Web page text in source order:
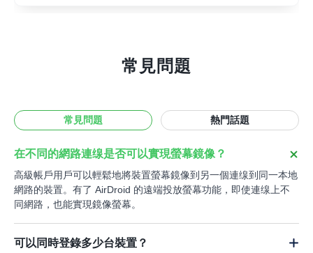
常見問題
常見問題 熱門話題
在不同的網路連缐是否可以實現螢幕鏡像？
高級帳戶用戶可以輕鬆地將裝置螢幕鏡像到另一個連缐到同一本地
網路的裝置。有了 AirDroid 的遠端投放螢幕功能，即使連缐上不
同網路，也能實現鏡像螢幕。
可以同時登錄多少台裝置？